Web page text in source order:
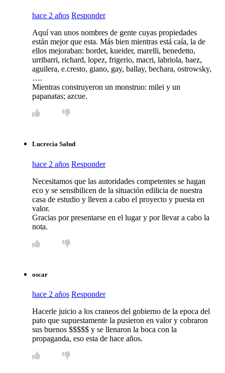
hace 2 años Responder
Aquí van unos nombres de gente cuyas propiedades
están mejor que esta. Más bien mientras está caía, la de
ellos mejoraban: bordet, kueider, marelli, benedetto,
urribarri, richard, lopez, frigerio, macri, labriola, baez,
aguilera, e.cresto, giano, gay, ballay, bechara, ostrowsky,
….
Mientras construyeron un monstruo: milei y un
papanatas; azcue.
Lucrecia Salud
hace 2 años Responder
Necesitamos que las autoridades competentes se hagan
eco y se sensibilicen de la situación edilicia de nuestra
casa de estudio y lleven a cabo el proyecto y puesta en
valor.
Gracias por presentarse en el lugar y por llevar a cabo la
nota.
oscar
hace 2 años Responder
Hacerle juicio a los craneos del gobierno de la epoca del
pato que supuestamente la pusieron en valor y cobraron
sus buenos $$$$$ y se llenaron la boca con la
propaganda, eso esta de hace años.